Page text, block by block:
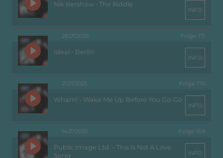
Nik Kershaw - The Riddle
INFO
28.07.2025 Folge 171
Ideal - Berlin
INFO
21.07.2025 Folge 170
Wham! - Wake Me Up Before You Go-Go
INFO
14.07.2025 Folge 169
Public Image Ltd. – This Is Not A Love
Song
INFO